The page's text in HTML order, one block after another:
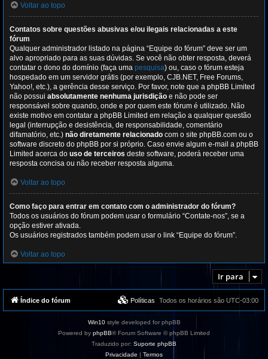
Voltar ao topo
Contatos sobre questões abusivas e/ou ilegais relacionadas a este
fórum
Qualquer administrador listado na página “Equipe do fórum” deve ser um
alvo apropriado para as suas dúvidas. Se você não obter resposta, deverá
contatar o dono do domínio (faça uma pesquisa) ou, caso o fórum esteja
hospedado em um servidor grátis (por exemplo, CJB.NET, Free Forums,
Yahoo!, etc.), a gerência desse serviço. Por favor, note que a phpBB Limited
não possui absolutamente nenhuma jurisdição e não pode ser
responsável sobre quando, onde e por quem este fórum é utilizado. Não
existe motivo em contatar a phpBB Limited em relação a qualquer questão
legal (interrupção e desistência, de responsabilidade, comentário
difamatório, etc.) não diretamente relacionado com o site phpBB.com ou o
software discreto do phpBB por si próprio. Caso envie algum e-mail a phpBB
Limited acerca do uso de terceiros deste software, poderá receber uma
resposta concisa ou não receber resposta alguma.
Voltar ao topo
Como faço para entrar em contato com o administrador do fórum?
Todos os usuários do fórum podem usar o formulário “Contate-nos”, se a
opção estiver ativada.
Os usuários registrados também podem usar o link “Equipe do fórum”.
Voltar ao topo
Ir para
Índice do fórum Todos os horários são UTC-03:00
Políticas
Win10style developed for phpBB
Powered by phpBB® Forum Software © phpBB Limited
Traduzido por: Suporte phpBB
Privacidade | Termos